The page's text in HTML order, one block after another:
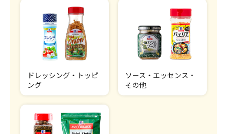
ドレッシング・トッピ
ング
ソース・エッセンス・
その他